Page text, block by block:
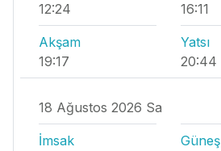
12:24
16:11
Akşam
19:17
Yatsı
20:44
18 Ağustos 2026 Sa
İmsak
Güneş